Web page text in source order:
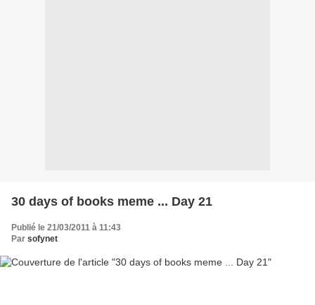
30 days of books meme ... Day 21
Publié le 21/03/2011 à 11:43
Par sofynet